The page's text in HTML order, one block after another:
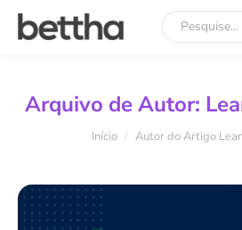
Search:
Arquivo de Autor:
Você está aqui:
Início Autor do Artigo